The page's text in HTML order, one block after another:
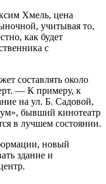
Хмель, цена
учитывая то,
как будет
с
составлять около
— К примеру, к
на ул. Б. Садовой,
бывший кинотеатр
в лучшем состоянии.
новый
здание и